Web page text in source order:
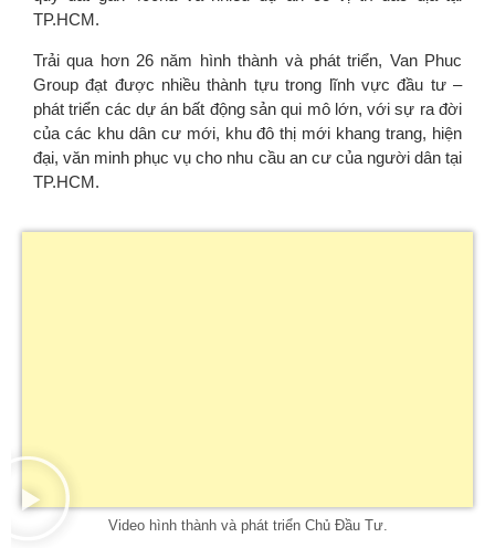
TP.HCM.
Trải qua hơn 26 năm hình thành và phát triển, Van Phuc
Group đạt được nhiều thành tựu trong lĩnh vực đầu tư –
phát triển các dự án bất động sản qui mô lớn, với sự ra đời
của các khu dân cư mới, khu đô thị mới khang trang, hiện
đại, văn minh phục vụ cho nhu cầu an cư của người dân tại
TP.HCM.
Video hình thành và phát triển Chủ Đầu Tư.